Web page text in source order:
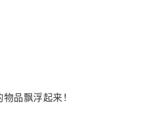
品飘浮起来！